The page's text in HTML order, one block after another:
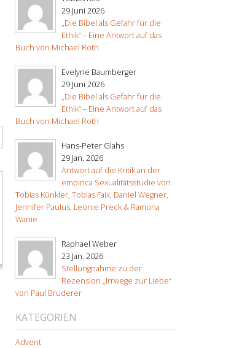
29 Juni 2026
„Die Bibel als Gefahr für die
Ethik“ – Eine Antwort auf das
Buch von Michael Roth
Evelyne Baumberger
29 Juni 2026
„Die Bibel als Gefahr für die
Ethik“ – Eine Antwort auf das
Buch von Michael Roth
Hans-Peter Glahs
29 Jan. 2026
Antwort auf die Kritik an der
empirica Sexualitätsstudie von
Tobias Künkler, Tobias Faix, Daniel Wegner,
Jennifer Paulus, Leonie Preck & Ramona
Wanie
Raphael Weber
23 Jan. 2026
Stellungnahme zu der
Rezension „Irrwege zur Liebe“
von Paul Bruderer
KATEGORIEN
Advent